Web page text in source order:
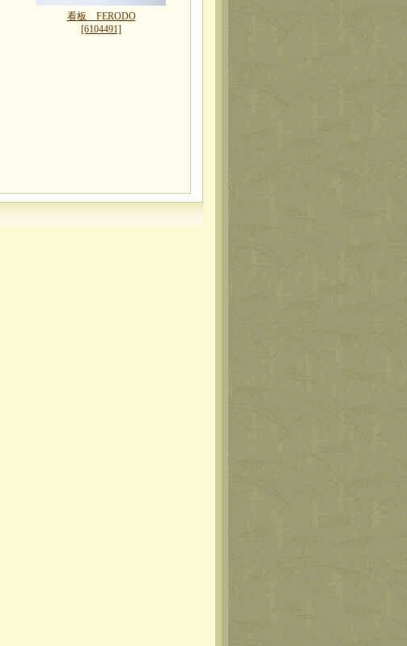
看板 FERODO
[6104491]